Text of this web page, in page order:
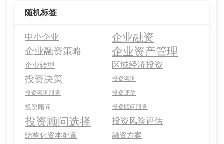
随机标签
中小企业 企业融资
企业融资策略 企业资产管理
企业转型 区域经济投资
投资决策
投资咨询
投资咨询服务
投资评估
投资顾问 投资顾问服务
投资顾问选择 投资风险评估
结构化资本配置 融资方案